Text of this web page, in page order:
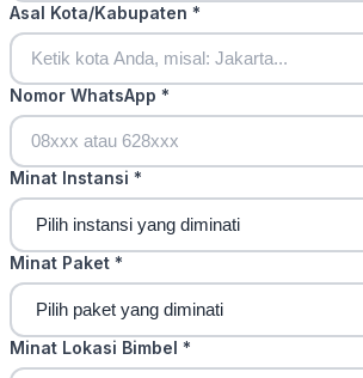
Asal Kota/Kabupaten *
Nomor WhatsApp *
Minat Instansi *
Minat Paket *
Minat Lokasi Bimbel *